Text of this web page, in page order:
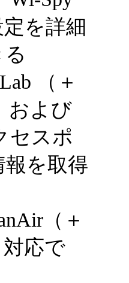
を詳細
（＋
および
セスポ
を取得
（＋
対応で